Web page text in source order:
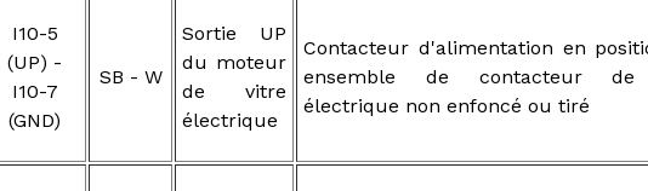
I10-5
(UP) -
I10-7
(GND)
SB - W
Sortie UP
du moteur
de vitre
électrique
Contacteur d'alimentation en
ensemble de contacteur de
électrique non enfoncé ou tiré